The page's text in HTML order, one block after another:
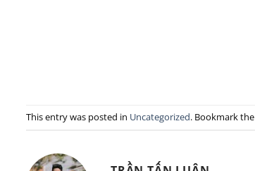
This entry was posted in Uncategorized. Bookmark the